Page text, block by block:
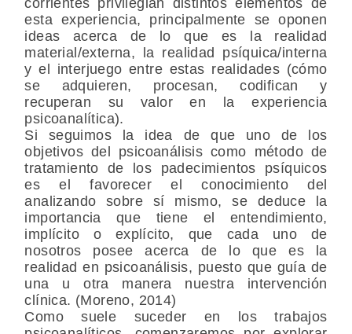
esta experiencia, principalmente se oponen
ideas acerca de lo que es la realidad
material/externa, la realidad psíquica/interna
y el interjuego entre estas realidades (cómo
se adquieren, procesan, codifican y
recuperan su valor en la experiencia
psicoanalítica).
Si seguimos la idea de que uno de los
objetivos del psicoanálisis como método de
tratamiento de los padecimientos psíquicos
es el favorecer el conocimiento del
analizando sobre sí mismo, se deduce la
importancia que tiene el entendimiento,
implícito o explícito, que cada uno de
nosotros posee acerca de lo que es la
realidad en psicoanálisis, puesto que guía de
una u otra manera nuestra intervención
clínica. (Moreno, 2014)
Como suele suceder en los trabajos